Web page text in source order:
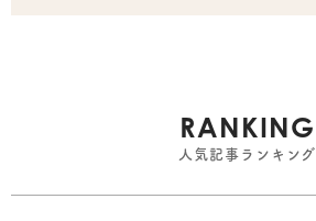
RANKING
人気記事ランキング